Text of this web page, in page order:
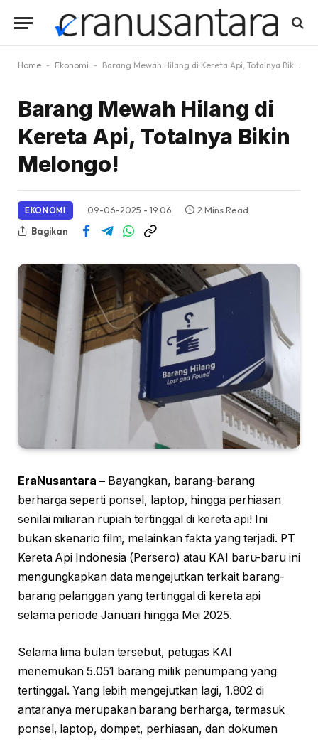
Home - Ekonomi - Barang Mewah Hilang di Kereta Api, Totalnya Bikin Melongo!
Barang Mewah Hilang di
Kereta Api, Totalnya Bikin
Melongo!
EKONOMI 09-06-2025 - 19.06
2 Mins Read
Bagikan
EraNusantara –Bayangkan, barang-barang
berharga seperti ponsel, laptop, hingga perhiasan
senilai miliaran rupiah tertinggal di kereta api! Ini
bukan skenario film, melainkan fakta yang terjadi. PT
Kereta Api Indonesia (Persero) atau KAI baru-baru ini
mengungkapkan data mengejutkan terkait barang-
barang pelanggan yang tertinggal di kereta api
selama periode Januari hingga Mei 2025.
Selama lima bulan tersebut, petugas KAI
menemukan 5.051 barang milik penumpang yang
tertinggal. Yang lebih mengejutkan lagi, 1.802 di
antaranya merupakan barang berharga, termasuk
ponsel, laptop, dompet, perhiasan, dan dokumen